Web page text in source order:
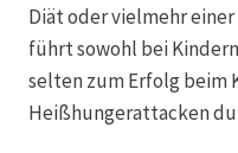
Diät oder vielmehr
führt sowohl bei
selten zum Erfolg beim
Heißhungerattacken